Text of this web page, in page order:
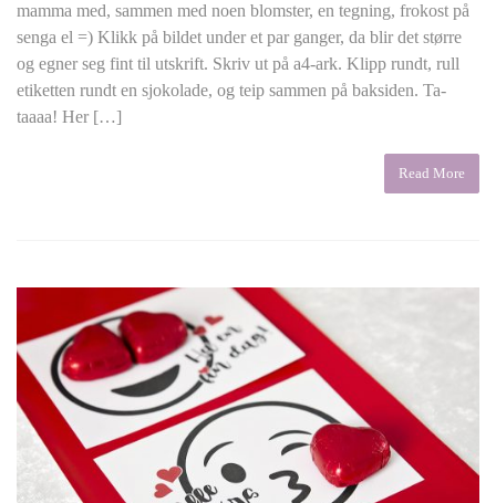
mamma med, sammen med noen blomster, en tegning, frokost på
senga el =) Klikk på bildet under et par ganger, da blir det større
og egner seg fint til utskrift. Skriv ut på a4-ark. Klipp rundt, rull
etiketten rundt en sjokolade, og teip sammen på baksiden. Ta-
taaaa! Her […]
Read More